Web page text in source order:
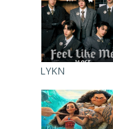
LYKN